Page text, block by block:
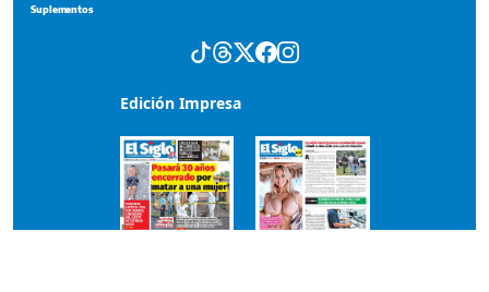
Suplementos
Edición Impresa